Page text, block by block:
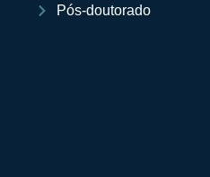
Pós-doutorado